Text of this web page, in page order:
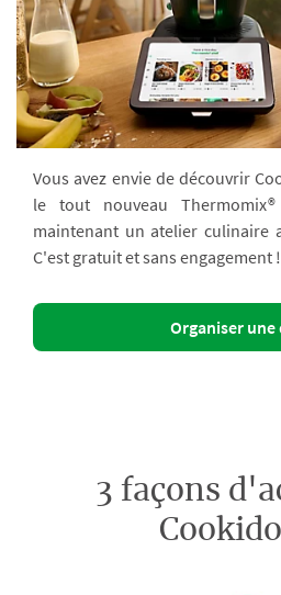
Vous avez envie de découvrir
le tout nouveau
maintenant un atelier culinaire
C'est gratuit et sans engagement !
Organiser une
3 façons